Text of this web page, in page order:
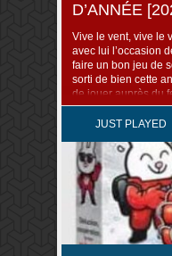
D’ANNÉE
Vive le vent, vive le
avec lui l’occasion
faire un bon jeu de
sorti de bien cette
de jouer auprès du
Haha ! C’est ..
JUST PLAYED